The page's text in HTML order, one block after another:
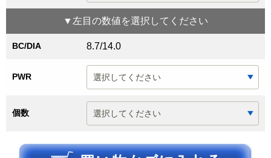
▼ 左目 の数値を選択してください
BC/DIA 8.7/14.0
PWR
個数